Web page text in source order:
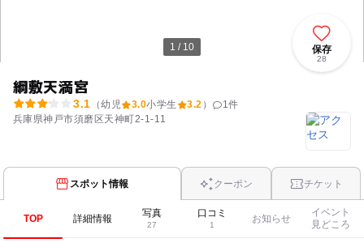
1 / 10
綱敷天満宮
3.1 （幼児 3.0小学生 3.2 ） 1件
兵庫県神戸市須磨区天神町2-1-11
保存
28
スポット情報 クーポン チケット
TOP 詳細情報 写真
27
口コミ
1
お知らせ
イベント
見どころ